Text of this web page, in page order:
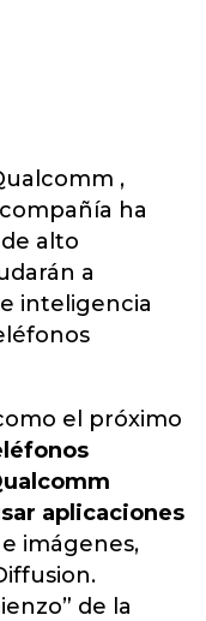
,
ha
alto
a
inteligencia
el próximo
aplicaciones
imágenes,
de la